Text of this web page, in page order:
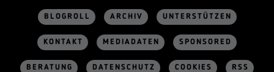
BLOGROLL ARCHIV UNTERSTÜTZEN
KONTAKT MEDIADATEN SPONSORED
BERATUNG DATENSCHUTZ COOKIES RSS